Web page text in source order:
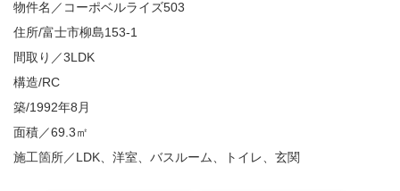
物件名／コーポベルライズ503
住所/富士市柳島153-1
間取り／3LDK
構造/RC
築/1992年8月
面積／69.3㎡
施工箇所／LDK、洋室、バスルーム、トイレ、玄関